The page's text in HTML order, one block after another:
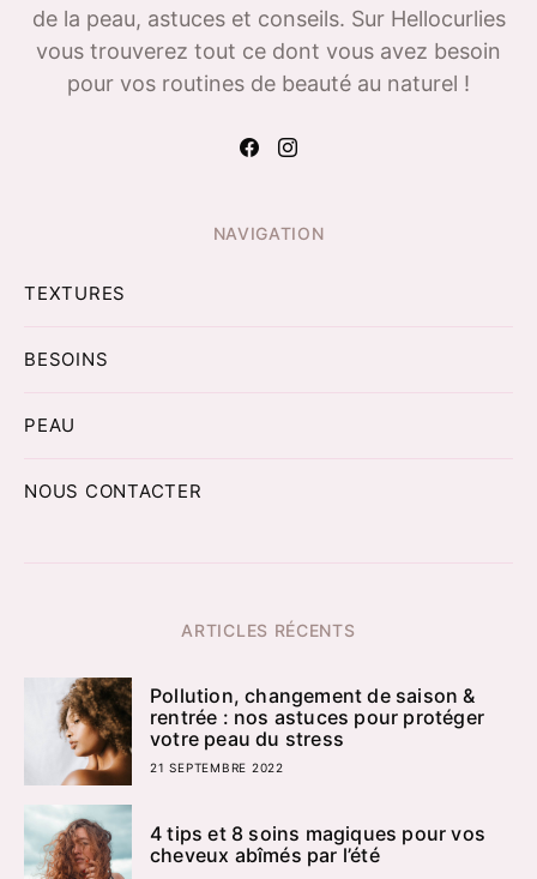
de la peau, astuces et conseils. Sur Hellocurlies
vous trouverez tout ce dont vous avez besoin
pour vos routines de beauté au naturel !
NAVIGATION
TEXTURES
BESOINS
PEAU
NOUS CONTACTER
ARTICLES RÉCENTS
Pollution, changement de saison &
rentrée : nos astuces pour protéger
votre peau du stress
21 SEPTEMBRE 2022
4 tips et 8 soins magiques pour vos
cheveux abîmés par l’été